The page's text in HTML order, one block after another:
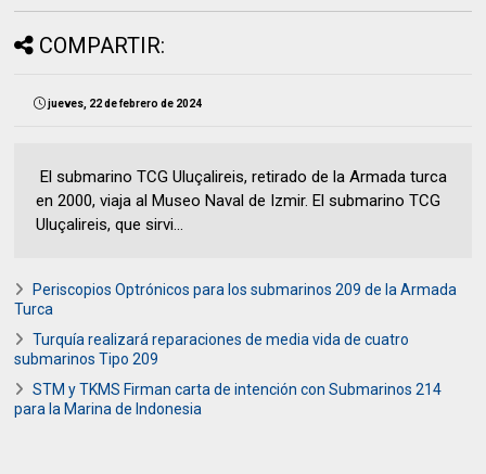
COMPARTIR:
jueves, 22 de febrero de 2024
El submarino TCG Uluçalireis, retirado de la Armada turca
en 2000, viaja al Museo Naval de Izmir. El submarino TCG
Uluçalireis, que sirvi...
Periscopios Optrónicos para los submarinos 209 de la Armada
Turca
Turquía realizará reparaciones de media vida de cuatro
submarinos Tipo 209
STM y TKMS Firman carta de intención con Submarinos 214
para la Marina de Indonesia